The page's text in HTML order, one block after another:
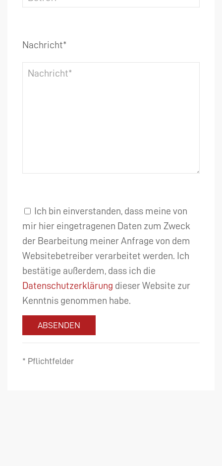
Nachricht*
Ich bin einverstanden, dass meine von
mir hier eingetragenen Daten zum Zweck
der Bearbeitung meiner Anfrage von dem
Websitebetreiber verarbeitet werden. Ich
bestätige außerdem, dass ich die
Datenschutzerklärung dieser Website zur
Kenntnis genommen habe.
ABSENDEN
* Pflichtfelder